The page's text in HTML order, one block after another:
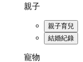
親子
親子育兒
結婚紀錄
寵物